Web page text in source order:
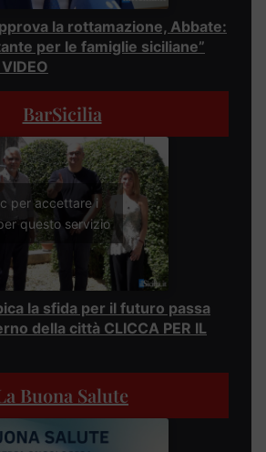
la rottamazione, Abbate:
per le famiglie siciliane”
BarSicilia
per accettare i
questo servizio
la sfida per il futuro passa
della città CLICCA PER IL
Buona Salute